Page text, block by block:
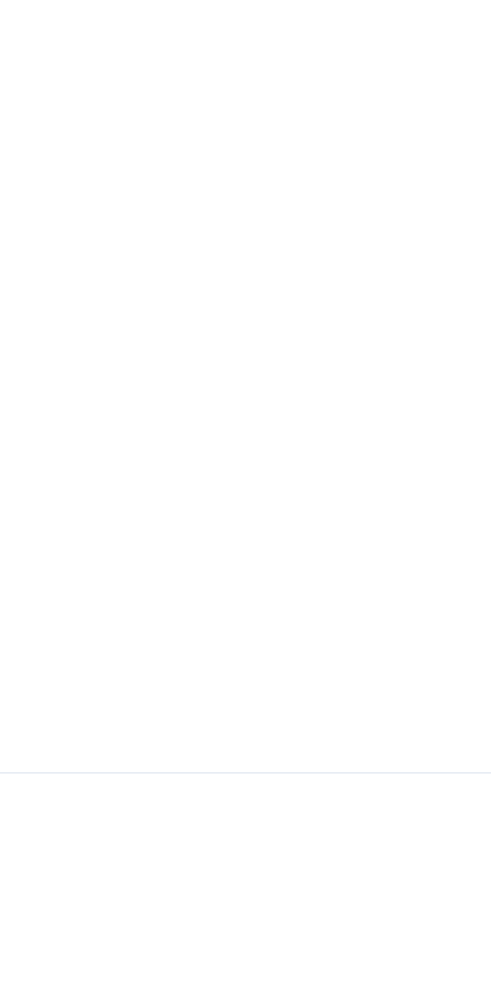
In direkter Umgebung
Rathaus schräg
in
Ferstl, Altes Rathaus,
EUR 13.196,--
Schule, egal ob Unter-,
die öffentliche
Infrastruktur
Verkehr ist
Klasse C.